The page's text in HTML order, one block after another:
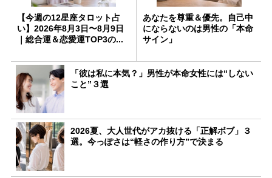
【今週の12星座タロット占
い】2026年8月3日〜8月9日
｜総合運＆恋愛運TOP3の...
あなたを尊重＆優先。自己中
にならないのは男性の「本命
サイン」
「彼は私に本気？」男性が本命女性には“しない
こと”３選
2026夏、大人世代がアカ抜ける「正解ボブ」３
選。今っぽさは“軽さの作り方”で決まる